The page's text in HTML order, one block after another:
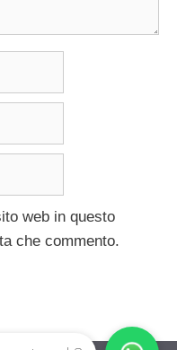
web in questo
che commento.